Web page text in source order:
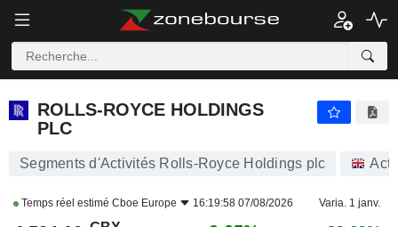
ROLLS-ROYCE HOLDINGS
PLC
Segments d'Activités Rolls-Royce Holdings plc
Temps réel estimé Cboe Europe 16:19:58 07/08/2026 Varia. 1 janv.